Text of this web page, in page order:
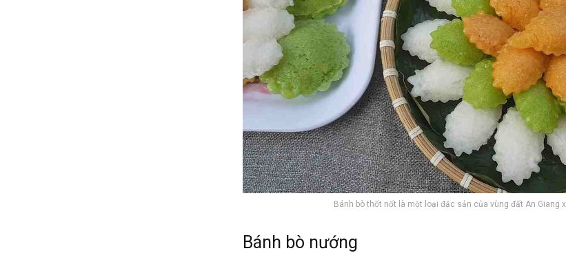
Bánh bò thốt nốt là một loại đặc sản của vùng đất An Giang
Bánh bò nướng